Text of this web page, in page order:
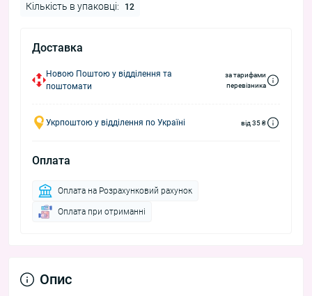
Кількість в упаковці: 12
Доставка
Новою Поштою у відділення та
поштомати
за тарифами
перевізника
Укрпоштою у відділення по Україні від 35 ₴
Оплата
Оплата на Розрахунковий рахунок
Оплата при отриманні
Опис